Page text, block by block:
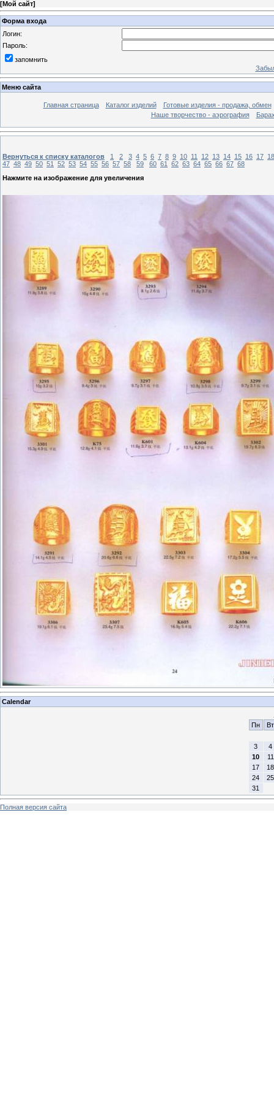
[Мой сайт]
Форма входа
Логин:
Пароль:
запомнить
Меню сайта
Главная страница Каталог изделий
Готовые изделия - продажа, обмен
Наше творчество - аэрография
Вернуться к списку каталогов 1 2 3 4 5 6 7 8 9 10 11 12 13 14 15 16 17 18
47 48 49 50 51 52 53 54 55 56 57 58 59 60 61 62 63 64 65 66 67 68
Нажмите на изображение для увеличения
Calendar
Пн
Вт
3
4
10
11
17
18
24
25
31
Полная версия сайта